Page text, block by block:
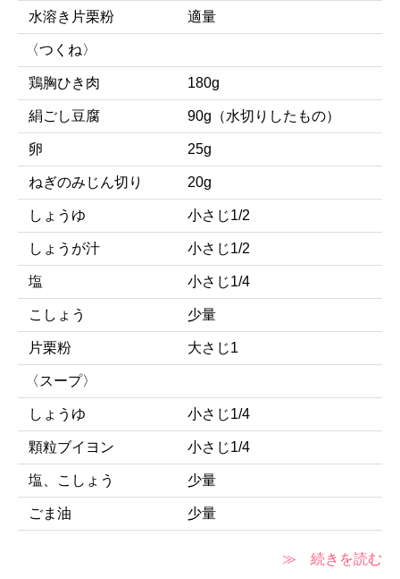
水溶き片栗粉 適量
〈つくね〉
鶏胸ひき肉 180g
絹ごし豆腐 90g（水切りしたもの）
卵 25g
ねぎのみじん切り 20g
しょうゆ 小さじ1/2
しょうが汁 小さじ1/2
塩 小さじ1/4
こしょう 少量
片栗粉 大さじ1
〈スープ〉
しょうゆ 小さじ1/4
顆粒ブイヨン 小さじ1/4
塩、こしょう 少量
ごま油 少量
≫ 続きを読む